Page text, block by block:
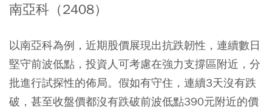
南亞科（2408）
以南亞科為例，近期股價展現出抗跌韌性，連續數日
堅守前波低點，投資人可考慮在強力支撐區附近，分
批進行試探性的佈局。假如有守住，連續3天沒有跌
破，甚至收盤價都沒有跌破前波低點390元附近的價